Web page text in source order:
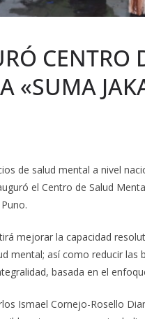
CENTRO
«SUMA
de salud mental a nivel
el Centro de Salud
mejorar la capacidad
mental; así como reducir las
basada en el
Ismael Cornejo-Rosello